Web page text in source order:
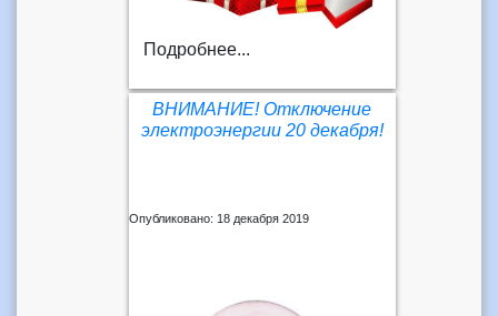
Подробнее...
ВНИМАНИЕ! Отключение
электроэнергии 20 декабря!
Опубликовано: 18 декабря 2019